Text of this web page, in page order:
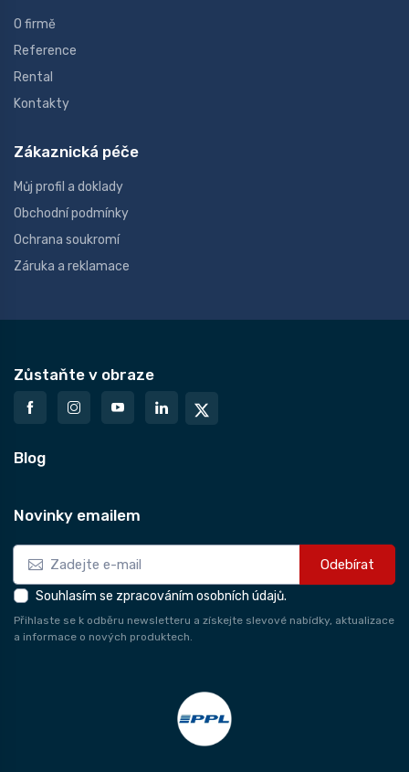
O firmě
Reference
Rental
Kontakty
Zákaznická péče
Můj profil a doklady
Obchodní podmínky
Ochrana soukromí
Záruka a reklamace
Zůstaňte v obraze
Blog
Novinky emailem
Odebírat
Souhlasím se zpracováním osobních údajů.
Přihlaste se k odběru newsletteru a získejte slevové nabídky, aktualizace
a informace o nových produktech.